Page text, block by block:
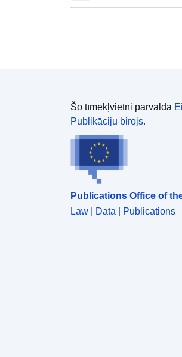
Šo tīmekļvietni pārvalda
Publikāciju birojs.
Publications Office of
Law | Data | Publications